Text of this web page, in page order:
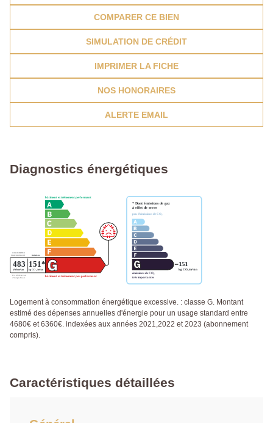
COMPARER CE BIEN
SIMULATION DE CRÉDIT
IMPRIMER LA FICHE
NOS HONORAIRES
ALERTE EMAIL
Diagnostics énergétiques
Logement à consommation énergétique excessive. : classe G. Montant
estimé des dépenses annuelles d'énergie pour un usage standard entre
4680€ et 6360€. indexées aux années 2021,2022 et 2023 (abonnement
compris).
Caractéristiques détaillées